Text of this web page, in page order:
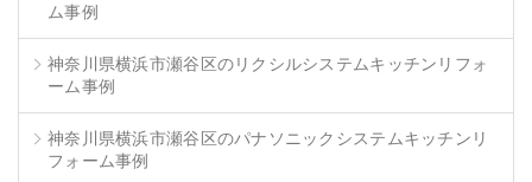
ム事例
神奈川県横浜市瀬谷区のリクシルシステムキッチンリフォ
ーム事例
神奈川県横浜市瀬谷区のパナソニックシステムキッチンリ
フォーム事例